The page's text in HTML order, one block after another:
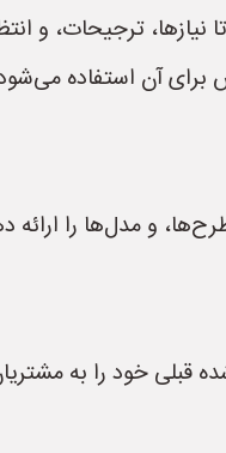
ترجیحات، و
برای آن استفاده
و مدل‌ها را ارائه
قبلی خود را به